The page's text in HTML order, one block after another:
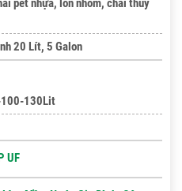
pet nhựa, lon nhôm, chai thủy
20 Lít, 5 Galon
100-130Lit
UF